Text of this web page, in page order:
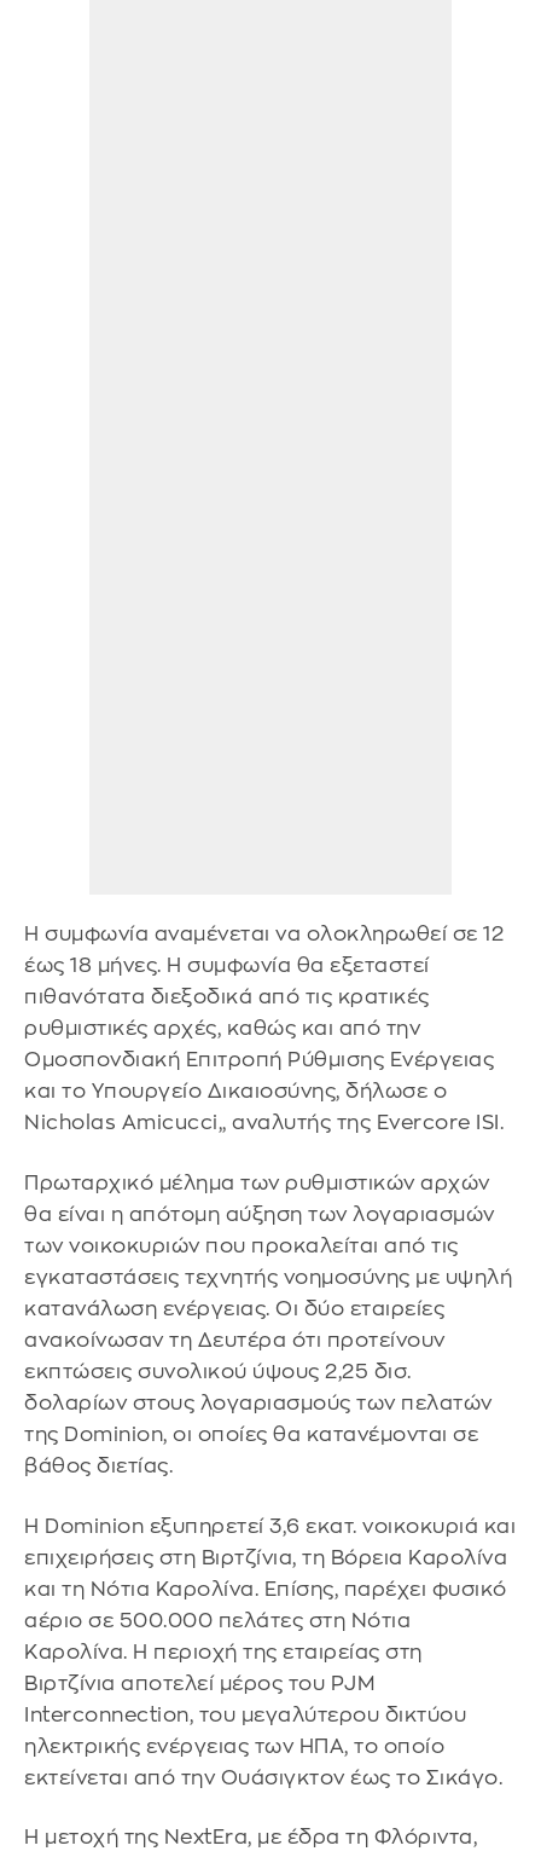
Η συμφωνία αναμένεται να ολοκληρωθεί σε 12
έως 18 μήνες. Η συμφωνία θα εξεταστεί
πιθανότατα διεξοδικά από τις κρατικές
ρυθμιστικές αρχές, καθώς και από την
Ομοσπονδιακή Επιτροπή Ρύθμισης Ενέργειας
και το Υπουργείο Δικαιοσύνης, δήλωσε ο
Nicholas Amicucci,, αναλυτής της Evercore ISI.
Πρωταρχικό μέλημα των ρυθμιστικών αρχών
θα είναι η απότομη αύξηση των λογαριασμών
των νοικοκυριών που προκαλείται από τις
εγκαταστάσεις τεχνητής νοημοσύνης με υψηλή
κατανάλωση ενέργειας. Οι δύο εταιρείες
ανακοίνωσαν τη Δευτέρα ότι προτείνουν
εκπτώσεις συνολικού ύψους 2,25 δισ.
δολαρίων στους λογαριασμούς των πελατών
της Dominion, οι οποίες θα κατανέμονται σε
βάθος διετίας.
Η Dominion εξυπηρετεί 3,6 εκατ. νοικοκυριά και
επιχειρήσεις στη Βιρτζίνια, τη Βόρεια Καρολίνα
και τη Νότια Καρολίνα. Επίσης, παρέχει φυσικό
αέριο σε 500.000 πελάτες στη Νότια
Καρολίνα. Η περιοχή της εταιρείας στη
Βιρτζίνια αποτελεί μέρος του PJM
Interconnection, του μεγαλύτερου δικτύου
ηλεκτρικής ενέργειας των ΗΠΑ, το οποίο
εκτείνεται από την Ουάσιγκτον έως το Σικάγο.
Η μετοχή της NextEra, με έδρα τη Φλόριντα,